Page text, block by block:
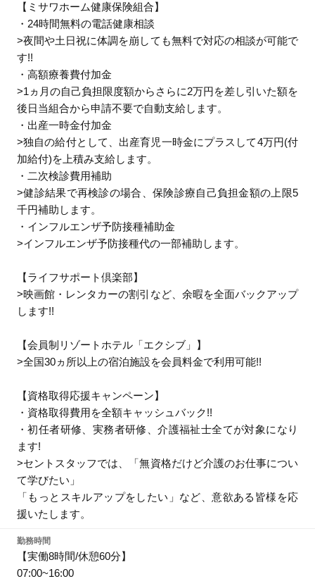
【ミサワホーム健康保険組合】
・24時間無料の電話健康相談
>夜間や土日祝に体調を崩しても無料で対応の相談が可能で
す!!
・高額療養費付加金
>1ヵ月の自己負担限度額からさらに2万円を差し引いた額を
後日当組合から申請不要で自動支給します。
・出産一時金付加金
>独自の給付として、出産育児一時金にプラスして4万円(付
加給付)を上積み支給します。
・二次検診費用補助
>健診結果で再検診の場合、保険診療自己負担金額の上限5
千円補助します。
・インフルエンザ予防接種補助金
>インフルエンザ予防接種代の一部補助します。
【ライフサポート倶楽部】
>映画館・レンタカーの割引など、余暇を全面バックアップ
します!!
【会員制リゾートホテル「エクシブ」】
>全国30ヵ所以上の宿泊施設を会員料金で利用可能!!
【資格取得応援キャンペーン】
・資格取得費用を全額キャッシュバック!!
・初任者研修、実務者研修、介護福祉士全てが対象になり
ます!
>セントスタッフでは、「無資格だけど介護のお仕事につい
て学びたい」
「もっとスキルアップをしたい」など、意欲ある皆様を応
援いたします。
勤務時間
【実働8時間/休憩60分】
07:00~16:00